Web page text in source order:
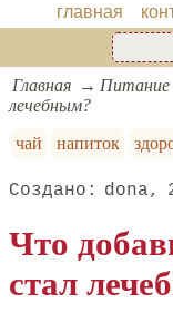
главная
Главная Питание
лечебным?
чай
напиток
dona
Что
стал